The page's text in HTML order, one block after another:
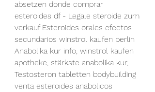
absetzen donde comprar
esteroides df - Legale steroide zum
verkauf Esteroides orales efectos
secundarios winstrol kaufen berlin
Anabolika kur info, winstrol kaufen
apotheke, stärkste anabolika kur,.
Testosteron tabletten bodybuilding
venta esteroides anabolicos